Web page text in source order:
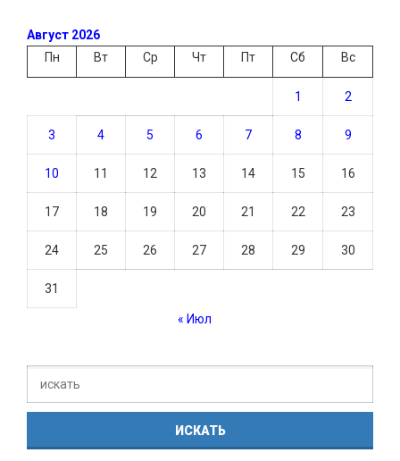
Август 2026
Пн
Вт Ср Чт Пт Сб Вс
1 2
3 4 5 6 7 8 9
10 11 12 13 14 15 16
17 18 19 20 21 22 23
24 25 26 27 28 29 30
31
« Июл